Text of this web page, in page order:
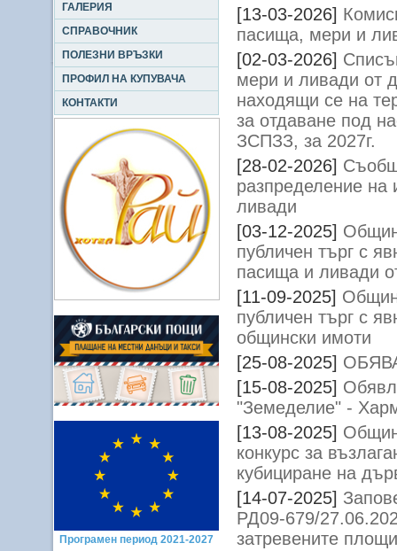
ГАЛЕРИЯ
СПРАВОЧНИК
ПОЛЕЗНИ ВРЪЗКИ
ПРОФИЛ НА КУПУВАЧА
КОНТАКТИ
Програмен период 2021-2027
[13-03-2026]
пасища, мери и
[02-03-2026]
мери и ливади от
находящи се на
за отдаване под
ЗСПЗЗ, за 2027г.
[28-02-2026]
разпределение
ливади
[03-12-2025]
публичен търг с
пасища и ливади
[11-09-2025]
публичен търг с
общински имоти
[25-08-2025]
[15-08-2025]
"Земеделие" -
[13-08-2025]
конкурс за
кубициране на
[14-07-2025]
РД09-679/
затревените